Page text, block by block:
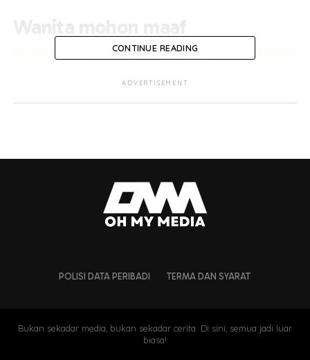
CONTINUE READING
ADVERTISEMENT
POLISI DATA PERIBADI TERMA DAN SYARAT
Bukan sekadar media, bukan sekadar cerita. Di sini, semua jadi luar
biasa!